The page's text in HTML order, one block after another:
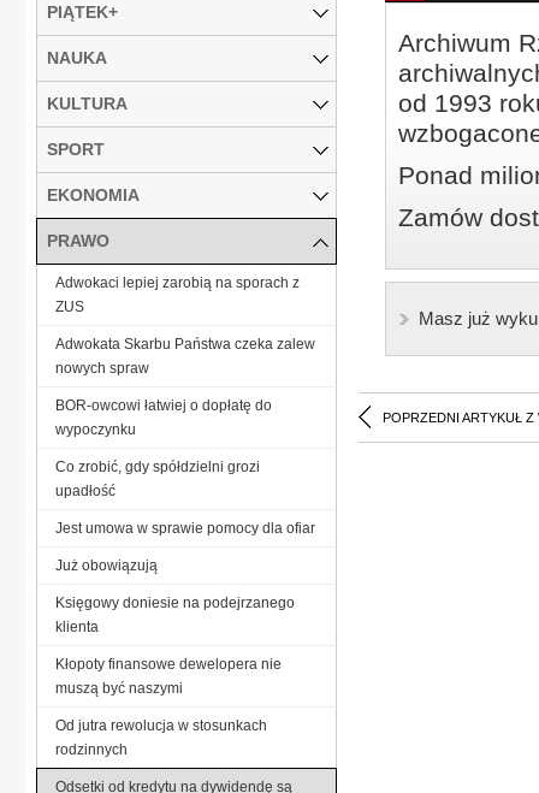
Archiwum
od 1993
Ponad
Zamów
Masz już
POPRZEDNI ARTYKUŁ Z
PIĄTEK+
NAUKA
KULTURA
SPORT
EKONOMIA
PRAWO
Adwokaci lepiej zarobią na sporach z
ZUS
Adwokata Skarbu Państwa czeka zalew
nowych spraw
BOR-owcowi łatwiej o dopłatę do
wypoczynku
Co zrobić, gdy spółdzielni grozi
upadłość
Jest umowa w sprawie pomocy dla ofiar
Już obowiązują
Księgowy doniesie na podejrzanego
klienta
Kłopoty finansowe dewelopera nie
muszą być naszymi
Od jutra rewolucja w stosunkach
rodzinnych
Odsetki od kredytu na dywidendę są